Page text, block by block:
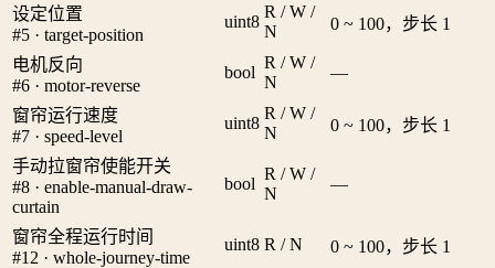
设定位置
#5 · target-position
uint8
R / W /
N
0 ~ 100，步长 1
电机反向
#6 · motor-reverse
bool
R / W /
N
—
窗帘运行速度
#7 · speed-level
uint8
R / W /
N
0 ~ 100，步长 1
手动拉窗帘使能开关
#8 · enable-manual-draw-
curtain
bool
R / W /
N
—
窗帘全程运行时间
#12 · whole-journey-time
uint8 R / N 0 ~ 100，步长 1